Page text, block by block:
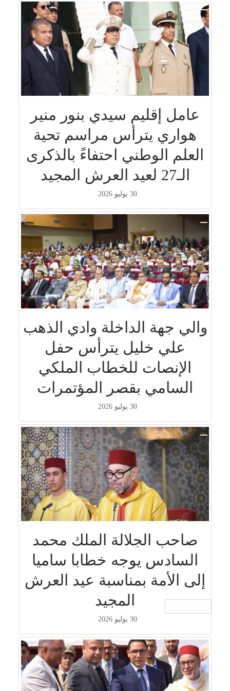
عامل إقليم سيدي بنور منير
هواري يترأس مراسم تحية
العلم الوطني احتفاءً بالذكرى
الـ27 لعيد العرش المجيد
30 يوليو 2026
والي جهة الداخلة وادي الذهب
علي خليل يترأس حفل
الإنصات للخطاب الملكي
السامي بقصر المؤتمرات
30 يوليو 2026
صاحب الجلالة الملك محمد
السادس يوجه خطابا ساميا
إلى الأمة بمناسبة عيد العرش
المجيد
30 يوليو 2026